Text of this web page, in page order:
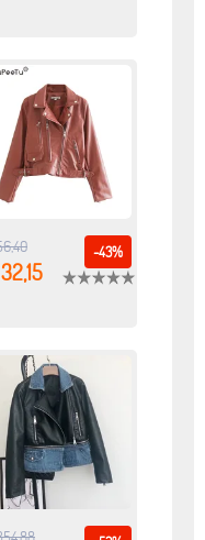
-43%